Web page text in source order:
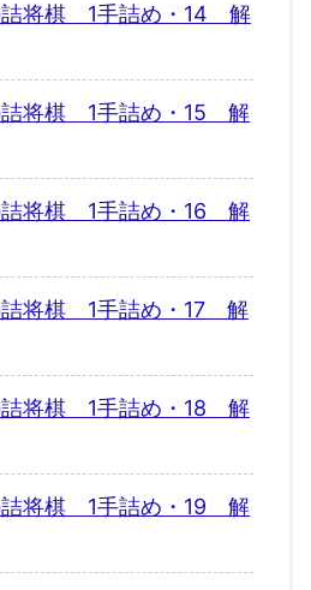
詰将棋 1手詰め・14 解
詰将棋 1手詰め・15 解
詰将棋 1手詰め・16 解
詰将棋 1手詰め・17 解
詰将棋 1手詰め・18 解
詰将棋 1手詰め・19 解